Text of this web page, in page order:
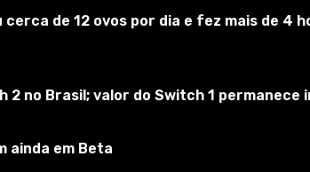
FarmingSimulator2022/mods
carreira e criamos um novo jogo ou
no jogo. Basta verificá-los.
estamos procurando nosso mod não na
se você definiu o modo da ceifeira-
cerca de 12 ovos por dia e fez mais de
no Brasil; valor do Switch 1 permanece
ainda em Beta